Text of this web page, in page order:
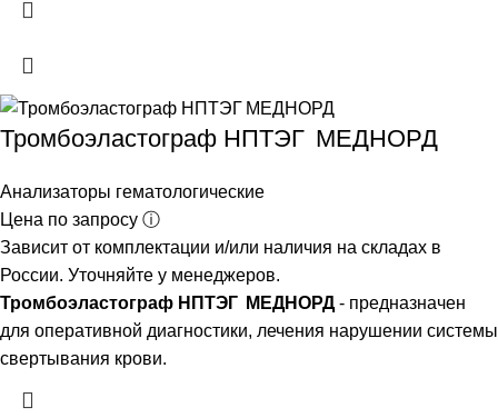
Тромбоэластограф НПТЭГ МЕДНОРД
Анализаторы гематологические
Цена по запросу ⓘ
Зависит от комплектации и/или наличия на складах в
России. Уточняйте у менеджеров.
Тромбоэластограф НПТЭГ МЕДНОРД- предназначен
для оперативной диагностики, лечения нарушении системы
свертывания крови.